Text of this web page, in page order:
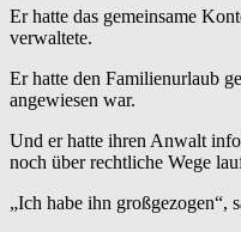
Er hatte das gemeinsame
verwaltete.
Er hatte den Familienurlaub
angewiesen war.
Und er hatte ihren Anwalt
noch über rechtliche Wege
„Ich habe ihn großgezogen“,